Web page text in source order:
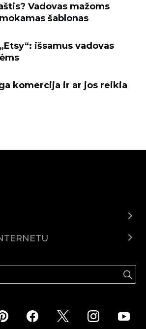
Vadovas mažoms
šablonas
išsamus vadovas
komercija ir ar jos reikia